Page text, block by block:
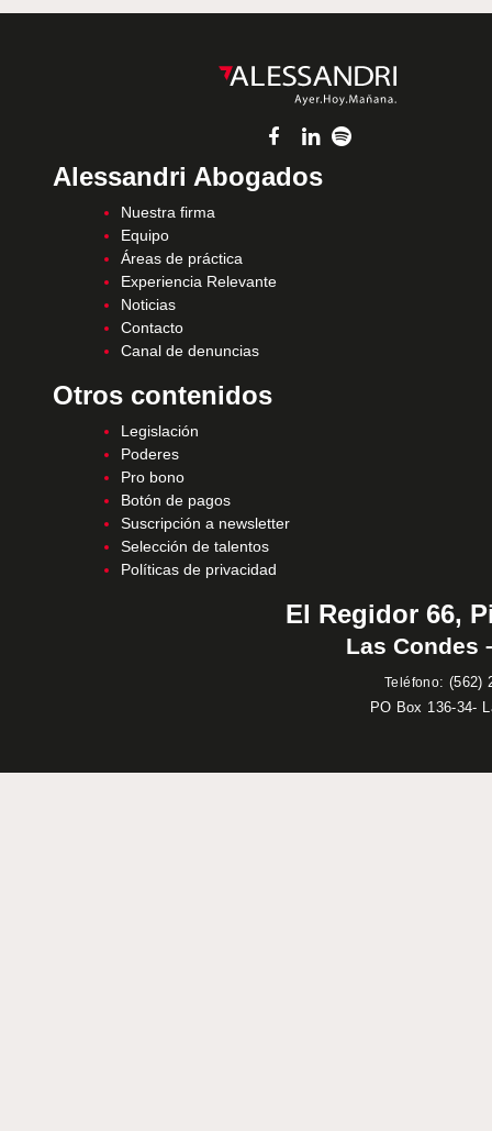
Alessandri Abogados
Nuestra firma
Equipo
Áreas de práctica
Experiencia Relevante
Noticias
Contacto
Canal de denuncias
Otros contenidos
Legislación
Poderes
Pro bono
Botón de pagos
Suscripción a newsletter
Selección de talentos
Políticas de privacidad
El Regidor 66,
Las Condes
Teléfono: (562)
PO Box 136-34-